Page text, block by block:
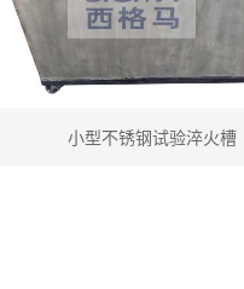
小型不锈钢试验淬火槽